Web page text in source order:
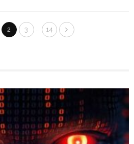
2 3 … 14